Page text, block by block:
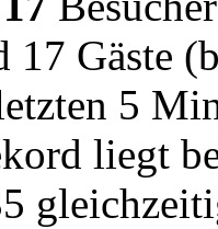
17 Gäste
5
liegt